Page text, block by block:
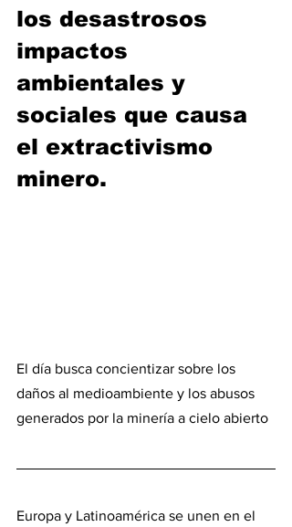
los desastrosos
impactos
ambientales y
sociales que causa
el extractivismo
minero.
El día busca concientizar sobre los
daños al medioambiente y los abusos
generados por la minería a cielo abierto
Europa y Latinoamérica se unen en el